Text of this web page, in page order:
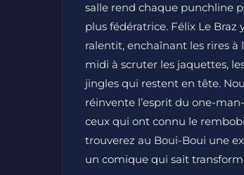
salle rend chaque punchline
plus fédératrice. Félix Le
ralentit, enchaînant les rires
midi à scruter les jaquettes,
jingles qui restent en tête.
réinvente l’esprit du one-
ceux qui ont connu le
trouverez au Boui-Boui une
un comique qui sait